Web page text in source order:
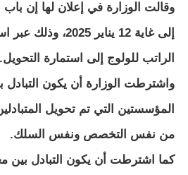
وقالت الوزارة في إعلان لها إن باب
إلى غاية 12 يناير
الراتب للولوج إلى استمارة التحويل.
واشترطت الوزارة أن يكون التبادل
المؤسستين التي تم تحويل
من نفس التخصص ونفس السلك.
كما اشترطت أن يكون التبادل